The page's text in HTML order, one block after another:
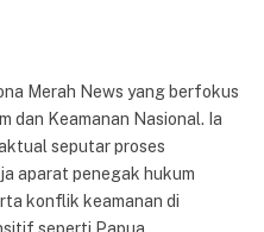
Merah News yang berfokus
dan Keamanan Nasional. Ia
seputar proses
aparat penegak hukum
konflik keamanan di